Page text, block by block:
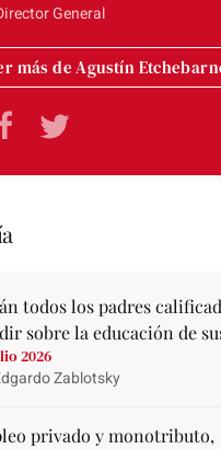
General
más de Agustín
todos los padres
sobre la educación de
2026
Zablotsky
privado y monotributo,